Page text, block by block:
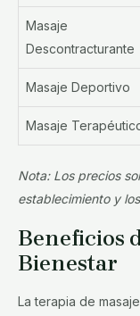
Masaje
Descontracturante
Masaje Deportivo
Masaje
Nota: Los precios
establecimiento y
Beneficios
Bienestar
La terapia de